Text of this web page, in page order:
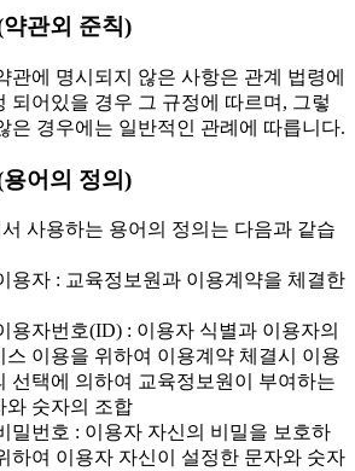
관외 준칙)
관에 명시되지 않은 사항은 관계 법령에
되어있을 경우 그 규정에 따르며, 그렇
은 경우에는 일반적인 관례에 따릅니다.
어의 정의)
사용하는 용어의 정의는 다음과 같습
용자 : 교육정보원과 이용계약을 체결한
용자번호(ID) : 이용자 식별과 이용자의
스 이용을 위하여 이용계약 체결시 이용
선택에 의하여 교육정보원이 부여하는
와 숫자의 조합
밀번호 : 이용자 자신의 비밀을 보호하
하여 이용자 자신이 설정한 문자와 숫자